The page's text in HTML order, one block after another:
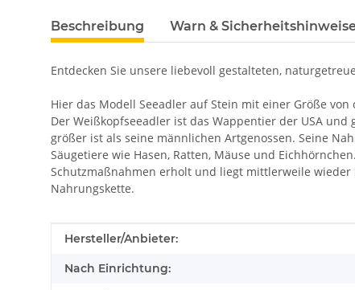
Beschreibung Warn &
Entdecken Sie unsere liebevoll gestalteten,
Hier das Modell Seeadler auf Stein mit einer Größe von
Der Weißkopfseeadler ist das Wappentier der USA
größer ist als seine männlichen Artgenossen. Seine
Säugetiere wie Hasen, Ratten, Mäuse und
Schutzmaßnahmen erholt und liegt mittlerweile
Nahrungskette.
Produkteigenschaft
Wert
Hersteller/Anbieter:
Nach Einrichtung: